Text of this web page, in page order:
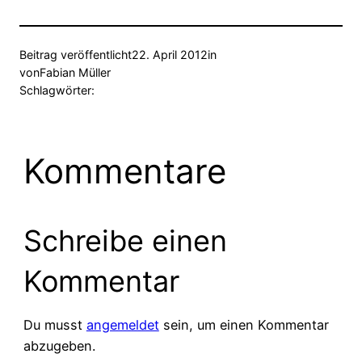
Beitrag veröffentlicht22. April 2012in
vonFabian Müller
Schlagwörter:
Kommentare
Schreibe einen
Kommentar
Du musst angemeldetsein, um einen Kommentar
abzugeben.